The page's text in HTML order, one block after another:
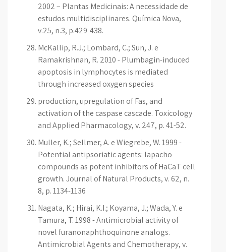
2002 – Plantas Medicinais: A necessidade de
estudos multidisciplinares. Química Nova,
v.25, n.3, p.429-438.
McKallip, R.J.; Lombard, C.; Sun, J. e
Ramakrishnan, R. 2010 - Plumbagin-induced
apoptosis in lymphocytes is mediated
through increased oxygen species
production, upregulation of Fas, and
activation of the caspase cascade. Toxicology
and Applied Pharmacology, v. 247, p. 41-52.
Muller, K.; Sellmer, A. e Wiegrebe, W. 1999 -
Potential antipsoriatic agents: lapacho
compounds as potent inhibitors of HaCaT cell
growth. Journal of Natural Products, v. 62, n.
8, p. 1134-1136
Nagata, K.; Hirai, K.I.; Koyama, J.; Wada, Y. e
Tamura, T. 1998 - Antimicrobial activity of
novel furanonaphthoquinone analogs.
Antimicrobial Agents and Chemotherapy, v.